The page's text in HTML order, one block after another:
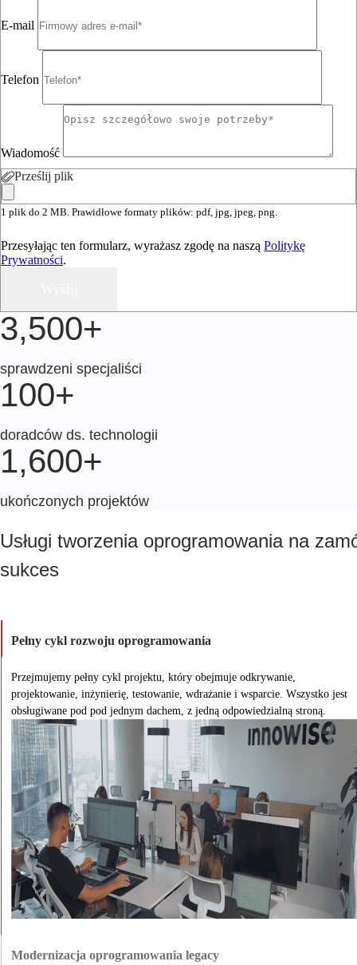
E-mail
Telefon
Wiadomość
Prześlij plik
1 plik do 2 MB. Prawidłowe formaty plików: pdf, jpg, jpeg, png.
Przesyłając ten formularz, wyrażasz zgodę na naszą Politykę
Prywatności.
3,500+
sprawdzeni specjaliści
100+
doradców ds. technologii
1,600+
ukończonych projektów
Usługi tworzenia oprogramowania na
sukces
Pełny cykl rozwoju oprogramowania
Przejmujemy pełny cykl projektu, który obejmuje odkrywanie,
projektowanie, inżynierię, testowanie, wdrażanie i wsparcie. Wszystko jest
obsługiwane pod pod jednym dachem, z jedną odpowiedzialną stroną.
Modernizacja oprogramowania legacy